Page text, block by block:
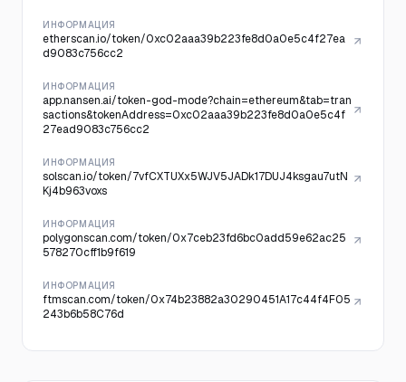
ИНФОРМАЦИЯ
etherscan.io/token/0xc02aaa39b223fe8d0a0e5c4f27ea
d9083c756cc2
ИНФОРМАЦИЯ
app.nansen.ai/token-god-mode?chain=ethereum&tab=tran
sactions&tokenAddress=0xc02aaa39b223fe8d0a0e5c4f
27ead9083c756cc2
ИНФОРМАЦИЯ
solscan.io/token/7vfCXTUXx5WJV5JADk17DUJ4ksgau7utN
Kj4b963voxs
ИНФОРМАЦИЯ
polygonscan.com/token/0x7ceb23fd6bc0add59e62ac25
578270cff1b9f619
ИНФОРМАЦИЯ
ftmscan.com/token/0x74b23882a30290451A17c44f4F05
243b6b58C76d